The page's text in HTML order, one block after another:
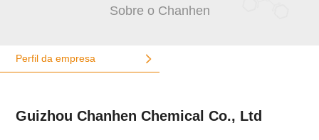
Sobre o Chanhen
Perfil da empresa
Guizhou Chanhen Chemical Co., Ltd